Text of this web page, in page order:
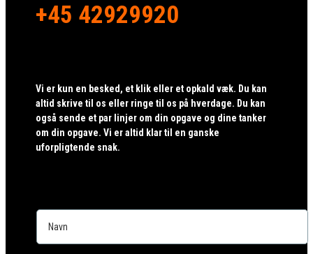
+45 42929920
Vi er kun en besked, et klik eller et opkald væk. Du kan
altid skrive til os eller ringe til os på hverdage. Du kan
også sende et par linjer om din opgave og dine tanker
om din opgave. Vi er altid klar til en ganske
uforpligtende snak.